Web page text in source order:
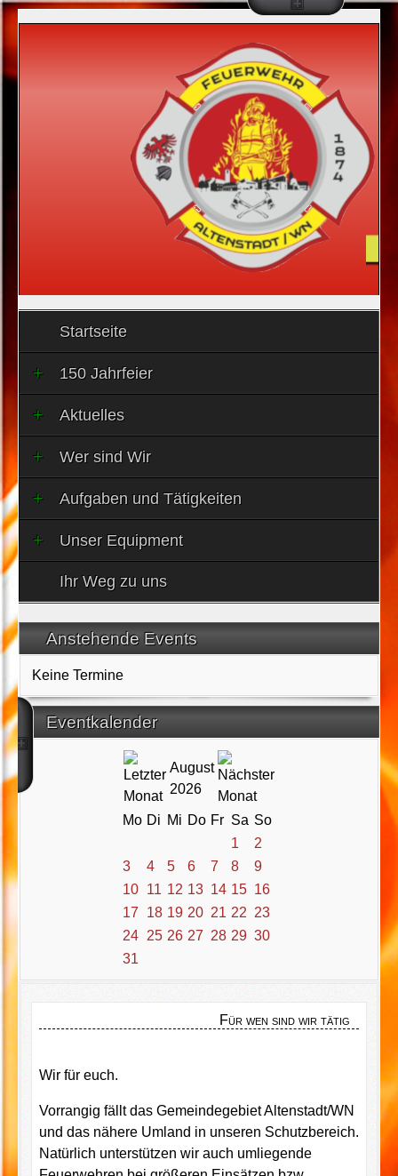
Startseite
150 Jahrfeier
Aktuelles
Wer sind Wir
Aufgaben und Tätigkeiten
Unser Equipment
Ihr Weg zu uns
Anstehende Events
Keine Termine
Eventkalender
August
2026
Mo Di Mi Do Fr Sa So
1
2
3
4 5 6 7 8
9
10 11 12 13 14 15 16
17
18 19 20 21 22 23
24 25 26 27 28 29 30
31
Für wen sind wir tätig
Wir für euch.
Vorrangig fällt das Gemeindegebiet Altenstadt/WN
und das nähere Umland in unseren Schutzbereich.
Natürlich unterstützen wir auch umliegende